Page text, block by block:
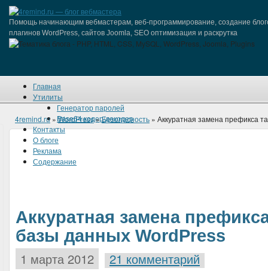
Помощь начинающим вебмастерам, веб-программирование, создание
плагинов WordPress, сайтов Joomla, SEO оптимизация и раскрутка
Главная
Утилиты
Генератор паролей
Base64 кодер/декодер
Контакты
О блоге
Реклама
Содержание
4remind.ru »WordPress»Безопасность » Аккуратная замена префикса
Аккуратная замена
базы данных WordPress
1 марта 2012 21 комментарий